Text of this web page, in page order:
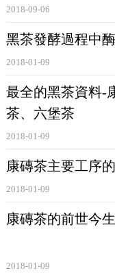
2018-09-06
黑茶發酵過程中
2018-01-09
最全的黑茶資料-
茶、六堡茶
2018-01-09
康磚茶主要工序
2018-01-09
康磚茶的前世今生
2018-01-09